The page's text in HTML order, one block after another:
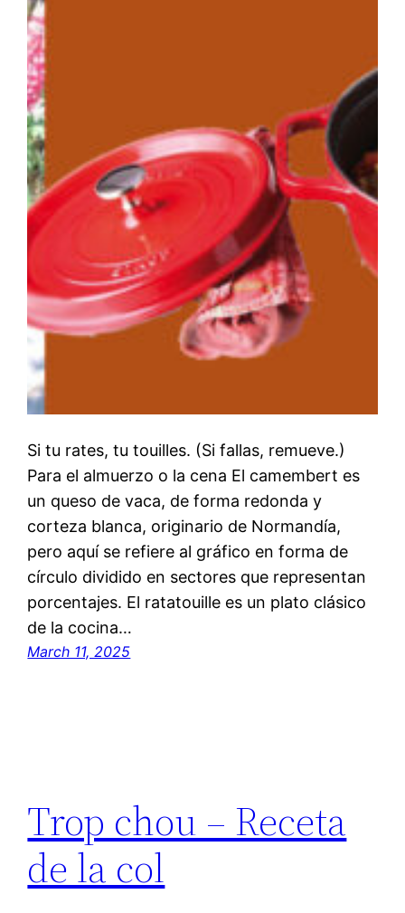
Si tu rates, tu touilles. (Si fallas, remueve.)
Para el almuerzo o la cena El camembert es
un queso de vaca, de forma redonda y
corteza blanca, originario de Normandía,
pero aquí se refiere al gráfico en forma de
círculo dividido en sectores que representan
porcentajes. El ratatouille es un plato clásico
de la cocina…
March 11, 2025
Trop chou – Receta
de la col